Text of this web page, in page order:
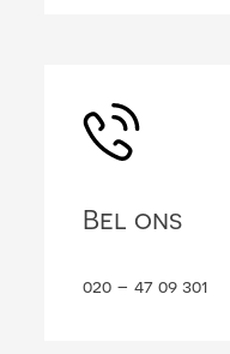
Bel ons
020 – 47 09 301